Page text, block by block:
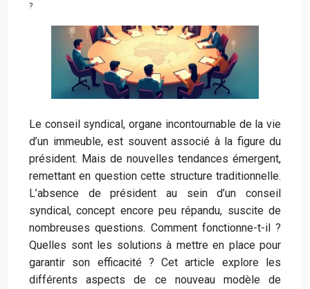
?
Le conseil syndical, organe incontournable de la vie
d’un immeuble, est souvent associé à la figure du
président. Mais de nouvelles tendances émergent,
remettant en question cette structure traditionnelle.
L’absence de président au sein d’un conseil
syndical, concept encore peu répandu, suscite de
nombreuses questions. Comment fonctionne-t-il ?
Quelles sont les solutions à mettre en place pour
garantir son efficacité ? Cet article explore les
différents aspects de ce nouveau modèle de